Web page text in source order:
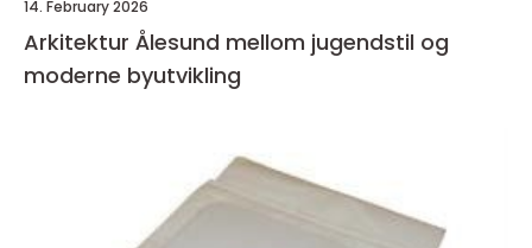
14. February 2026
Arkitektur Ålesund mellom jugendstil og
moderne byutvikling